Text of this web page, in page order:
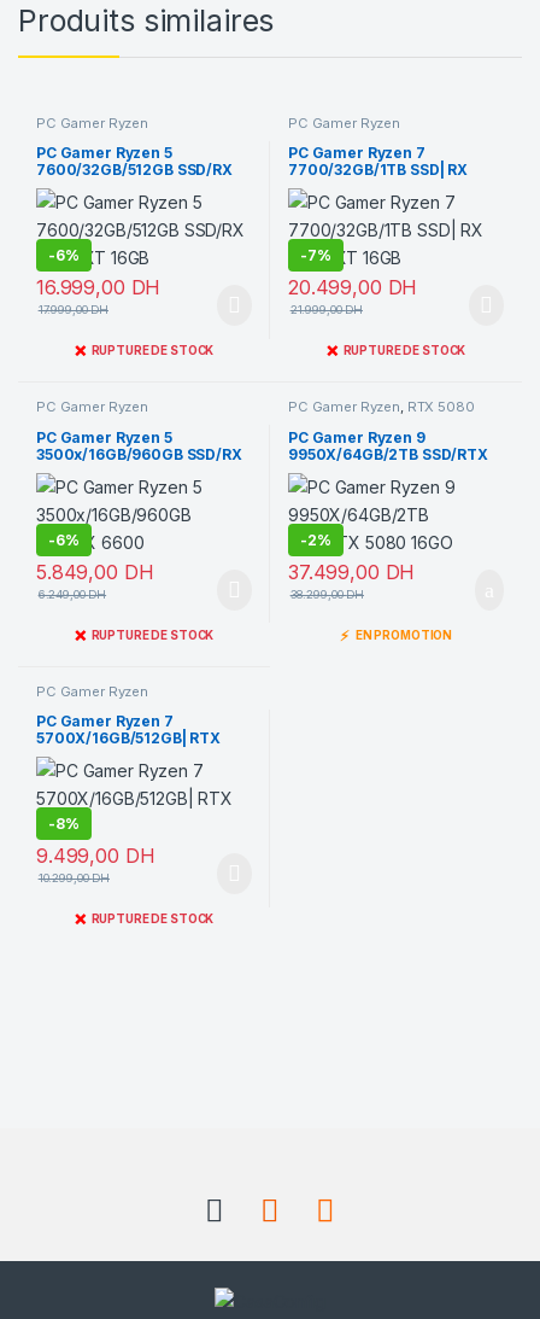
Produits similaires
PC Gamer Ryzen
PC Gamer Ryzen 5
7600/32GB/512GB SSD/RX
9070 XT 16GB
-6%
16.999,00 DH
17.999,00DH
❌ RUPTURE DE STOCK
PC Gamer Ryzen
PC Gamer Ryzen 7
7700/32GB/1TB SSD| RX
9070 XT 16GB
-7%
20.499,00 DH
21.999,00DH
❌ RUPTURE DE STOCK
PC Gamer Ryzen
PC Gamer Ryzen 5
3500x/16GB/960GB SSD/RX
6600
-6%
5.849,00 DH
6.249,00DH
❌ RUPTURE DE STOCK
PC Gamer Ryzen, RTX 5080
PC Gamer Ryzen 9
9950X/64GB/2TB SSD/RTX
5080 16GO
-2%
37.499,00 DH
38.299,00DH
⚡ EN PROMOTION
PC Gamer Ryzen
PC Gamer Ryzen 7
5700X/16GB/512GB| RTX
5060
-8%
9.499,00 DH
10.299,00DH
❌ RUPTURE DE STOCK